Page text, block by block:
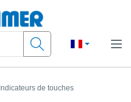
Indicateurs de touches